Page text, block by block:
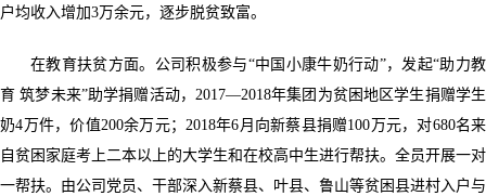
户均收入增加3万余元，逐步脱贫致富。
在教育扶贫方面。公司积极参与“中国小康牛奶行动”，发起“助力教
育 筑梦未来”助学捐赠活动，2017—2018年集团为贫困地区学生捐赠学生
奶4万件，价值200余万元；2018年6月向新蔡县捐赠100万元，对680名来
自贫困家庭考上二本以上的大学生和在校高中生进行帮扶。全员开展一对
一帮扶。由公司党员、干部深入新蔡县、叶县、鲁山等贫困县进村入户与